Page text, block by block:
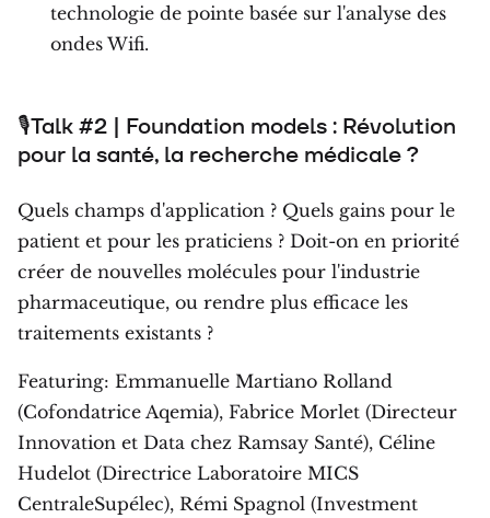
technologie de pointe basée sur l'analyse des
ondes Wifi.
🎙Talk #2 | Foundation models : Révolution
pour la santé, la recherche médicale ?
Quels champs d'application ? Quels gains pour le
patient et pour les praticiens ? Doit-on en priorité
créer de nouvelles molécules pour l'industrie
pharmaceutique, ou rendre plus efficace les
traitements existants ?
Featuring: Emmanuelle Martiano Rolland
(Cofondatrice Aqemia), Fabrice Morlet (Directeur
Innovation et Data chez Ramsay Santé), Céline
Hudelot (Directrice Laboratoire MICS
CentraleSupélec), Rémi Spagnol (Investment